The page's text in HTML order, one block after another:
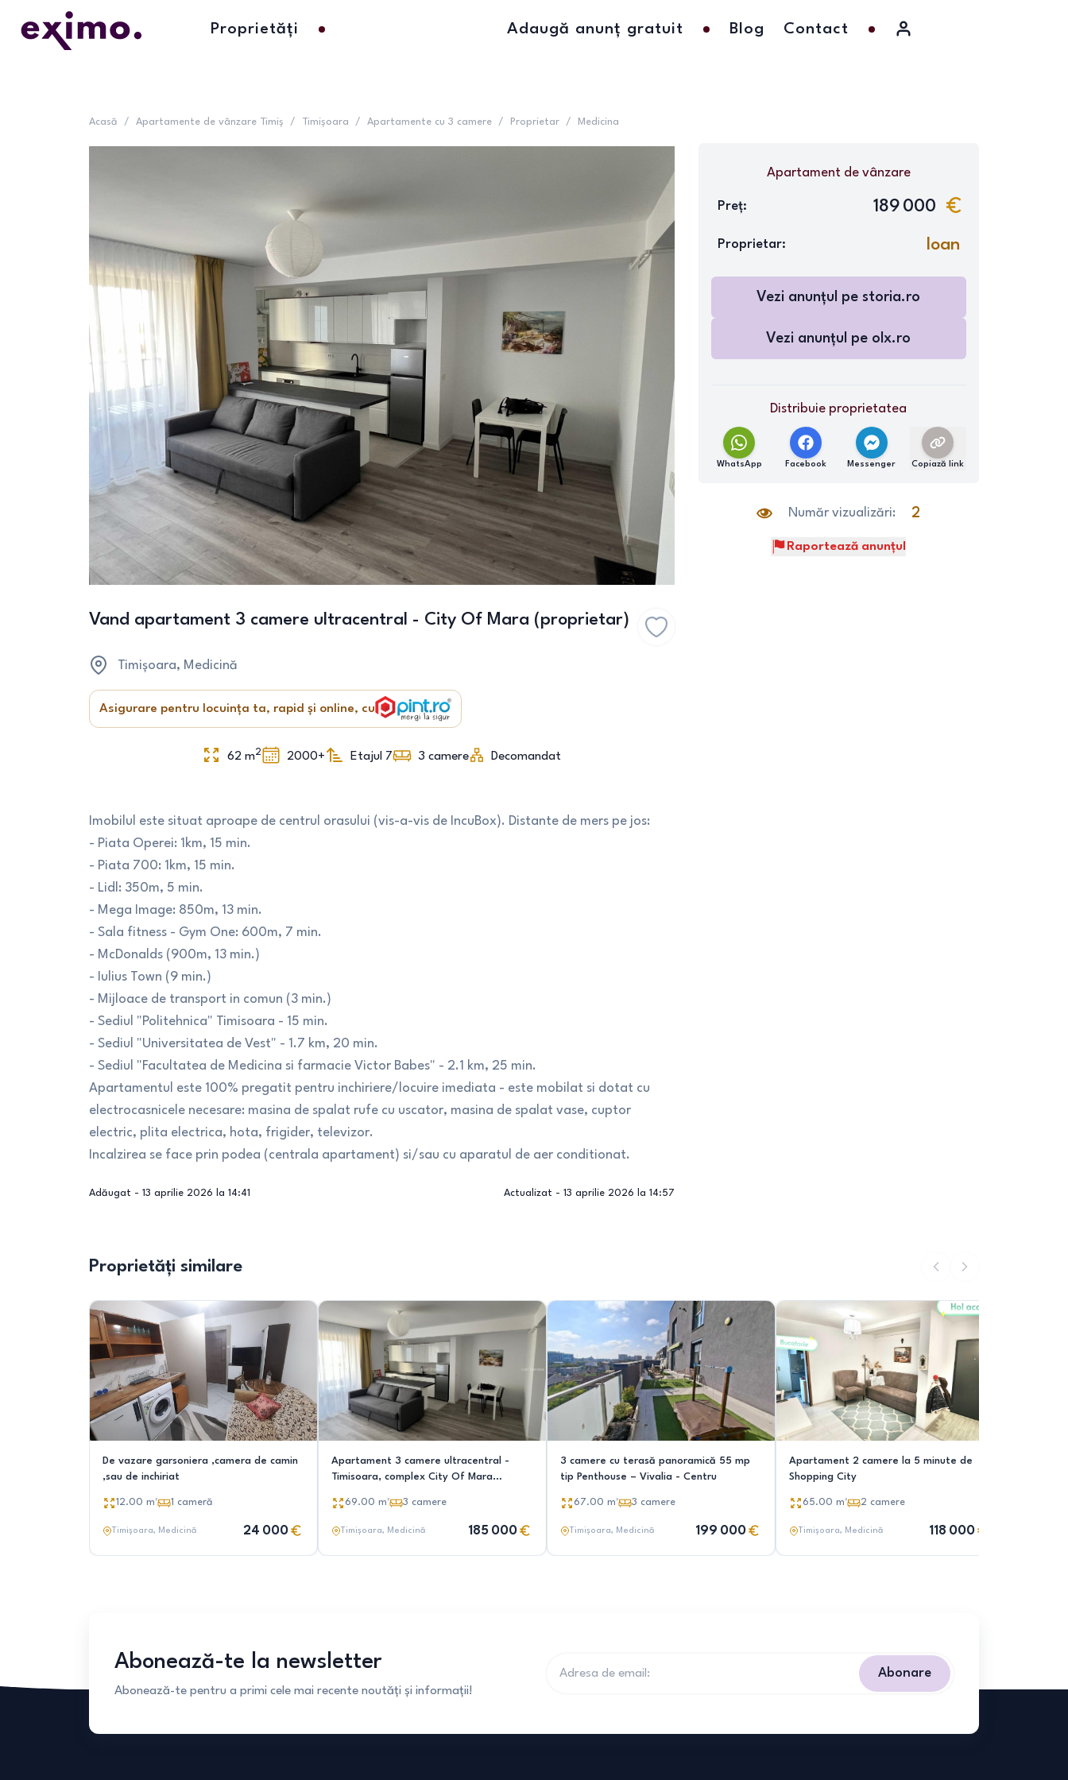
Proprietăți Adaugă anunț gratuit Blog Contact
Acasă / Apartamente de vânzare Timiș / Timișoara / Apartamente cu 3 camere / Proprietar / Medicina
Vand apartament 3 camere ultracentral - City Of Mara (proprietar)
Timișoara, Medicină
Asigurare pentru locuința ta, rapid și online, cu
62 m2 2000+ Etajul 7 3 camere Decomandat
Imobilul este situat aproape de centrul orasului (vis-a-vis de IncuBox). Distante de mers pe jos:
- Piata Operei: 1km, 15 min.
- Piata 700: 1km, 15 min.
- Lidl: 350m, 5 min.
- Mega Image: 850m, 13 min.
- Sala fitness - Gym One: 600m, 7 min.
- McDonalds (900m, 13 min.)
- Iulius Town (9 min.)
- Mijloace de transport in comun (3 min.)
- Sediul "Politehnica" Timisoara - 15 min.
- Sediul "Universitatea de Vest" - 1.7 km, 20 min.
- Sediul "Facultatea de Medicina si farmacie Victor Babes" - 2.1 km, 25 min.
Apartamentul este 100% pregatit pentru inchiriere/locuire imediata - este mobilat si dotat cu
electrocasnicele necesare: masina de spalat rufe cu uscator, masina de spalat vase, cuptor
electric, plita electrica, hota, frigider, televizor.
Incalzirea se face prin podea (centrala apartament) si/sau cu aparatul de aer conditionat.
Adăugat - 13 aprilie 2026 la 14:41 Actualizat - 13 aprilie 2026 la 14:57
Apartamentde vânzare
Preț: 189 000
Proprietar: Ioan
Vezi anunțul pestoria.ro
Vezi anunțul pe olx.ro
Distribuie proprietatea
WhatsApp Facebook Messenger Copiază link
Număr vizualizări: 2
Raportează anunțul
Proprietăți similare
De vazare garsoniera ,camera de camin
,sau de inchiriat
12.00 m² 1 cameră
Timișoara, Medicină 24 000
Apartament 3 camere ultracentral -
Timisoara, complex City Of Mara
69.00 m² 3 camere
Timișoara, Medicină 185 000
3 camere cu terasă panoramică 55 mp
tip Penthouse – Vivalia - Centru
67.00 m² 3 camere
Timișoara, Medicină 199 000
Apartament 2 camere la 5 minute de
Shopping City
65.00 m² 2 camere
Timișoara, Medicină 118 000
Abonează-te la newsletter
Abonează-te pentru a primi cele mai recente noutăți și informații!
Abonare